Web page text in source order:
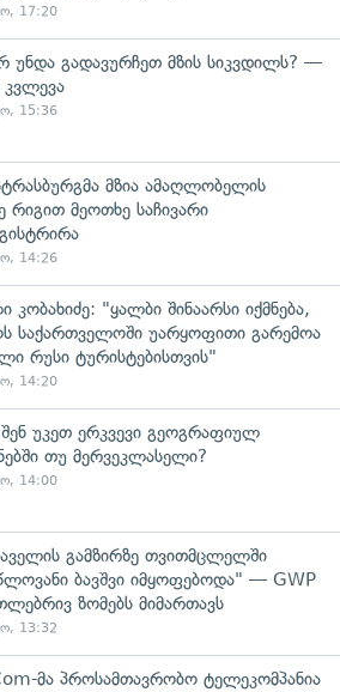
17:20
უნდა გადავურჩეთ მზის სიკვდილს? —
15:36
მზია ამაღლობელის
რიგით მეოთხე საჩივარი
14:26
კობახიძე: "ყალბი შინაარსი იქმნება,
საქართველოში უარყოფითი გარემოა
რუსი ტურისტებისთვის"
14:20
შენ უკეთ ერკვევი გეოგრაფიულ
თუ მერვეკლასელი?
14:00
გამზირზე თვითმცლელში
ბავშვი იმყოფებოდა" — GWP
ზომებს მიმართავს
13:32
მა პროსამთავრობო ტელეკომპანია